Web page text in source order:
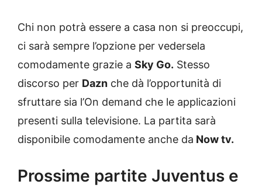
Chi non potrà essere a casa non si preoccupi,
ci sarà sempre l’opzione per vedersela
comodamente grazie a Sky Go. Stesso
discorso per Dazn che dà l’opportunità di
sfruttare sia l’On demand che le applicazioni
presenti sulla televisione. La partita sarà
disponibile comodamente anche da Now tv.
Prossime partite Juventus e